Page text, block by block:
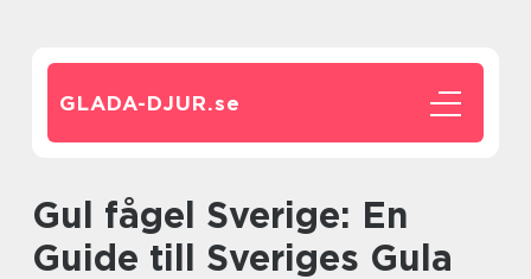
GLADA-DJUR.se
Gul fågel Sverige: En
Guide till Sveriges Gula